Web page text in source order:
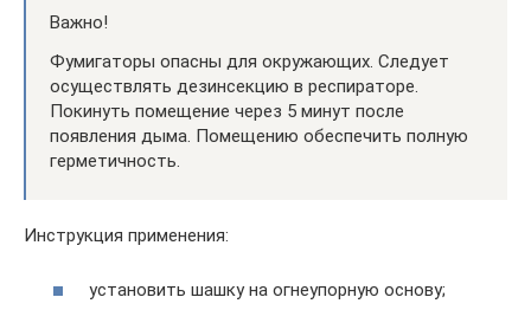
Важно!
Фумигаторы опасны для окружающих. Следует
осуществлять дезинсекцию в респираторе.
Покинуть помещение через 5 минут после
появления дыма. Помещению обеспечить полную
герметичность.
Инструкция применения:
установить шашку на огнеупорную основу;